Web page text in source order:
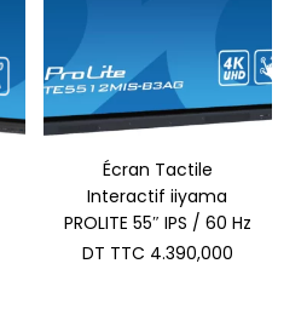
Écran Tactile
Interactif iiyama
PROLITE 55″ IPS / 60 Hz
DT TTC 4.390,000